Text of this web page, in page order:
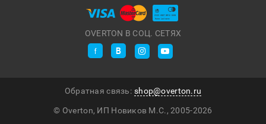
OVERTON В СОЦ. СЕТЯХ
© Overton, ИП Новиков М.С., 2005-2026
Обратная связь: shop@overton.ru